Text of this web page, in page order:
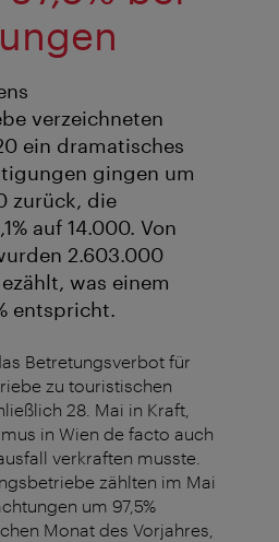
verzeichneten
ein dramatisches
gingen um
zurück, die
auf 14.000. Von
2.603.000
was einem
entspricht.
Betretungsverbot für
zu touristischen
28. Mai in Kraft,
in Wien de facto auch
verkraften musste.
zählten im Mai
um 97,5%
Monat des Vorjahres,